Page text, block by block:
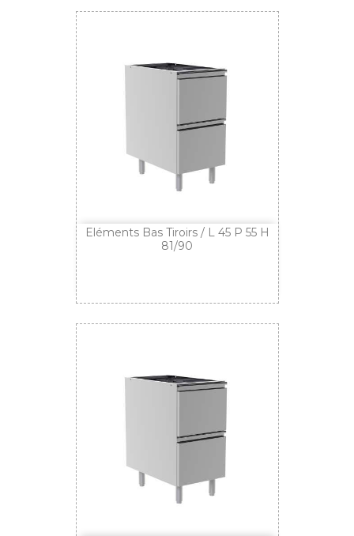
Eléments Bas Tiroirs / L 45 P 55 H
81/90